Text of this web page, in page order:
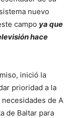
nuevo
campo ya que
hace
inició la
prioridad a la
de A
de Baltar para